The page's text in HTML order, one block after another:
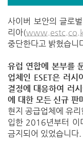
사이버 보안의 글로
리아(
중단한다고 밝혔습니
유럽 연합에 본부를
업체인 ESET은 러시
결정에 대응하여 러
에 대한 모든 신규 판
현지 공급업체에 유
입한 2016년부터 이
금지되어 있었습니다.